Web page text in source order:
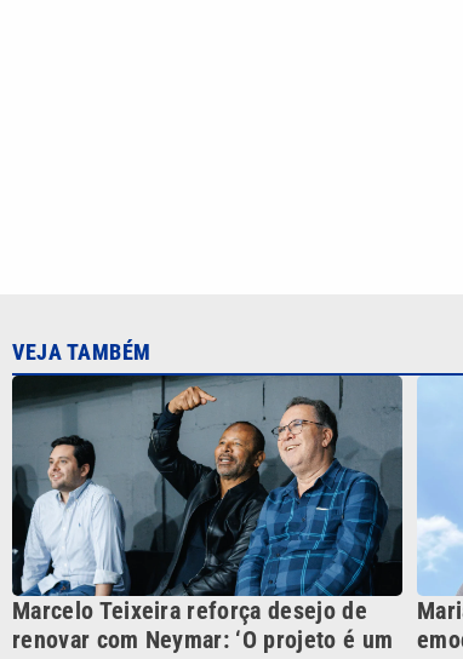
renovar com Neymar: ‘O projeto é um
sucesso’
VTV é afiliada do SBT na
Região Metropolitana de
CATEGORIAS